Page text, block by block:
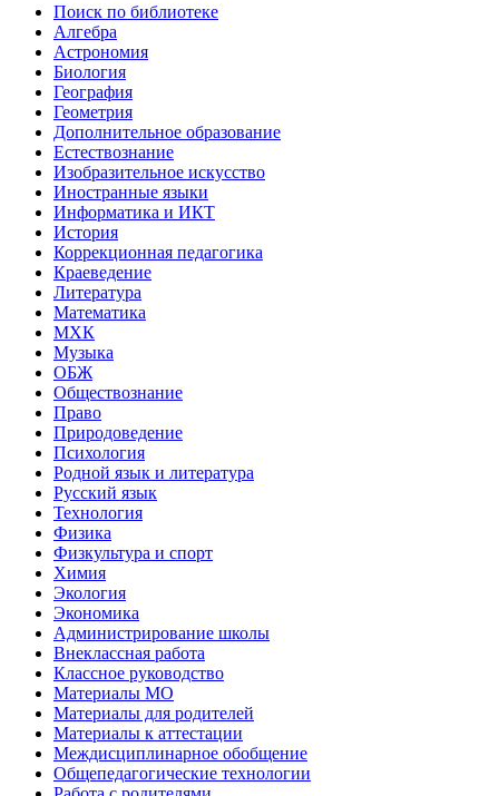
Поиск по библиотеке
Алгебра
Астрономия
Биология
География
Геометрия
Дополнительное образование
Естествознание
Изобразительное искусство
Иностранные языки
Информатика и ИКТ
История
Коррекционная педагогика
Краеведение
Литература
Математика
МХК
Музыка
ОБЖ
Обществознание
Право
Природоведение
Психология
Родной язык и литература
Русский язык
Технология
Физика
Физкультура и спорт
Химия
Экология
Экономика
Администрирование школы
Внеклассная работа
Классное руководство
Материалы МО
Материалы для родителей
Материалы к аттестации
Междисциплинарное обобщение
Общепедагогические технологии